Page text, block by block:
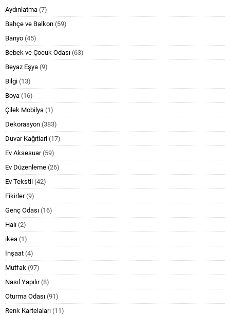
Aydınlatma (7)
Bahçe ve Balkon (59)
Banyo (45)
Bebek ve Çocuk Odası (63)
Beyaz Eşya (9)
Bilgi (13)
Boya (16)
Çilek Mobilya (1)
Dekorasyon (383)
Duvar Kağıtlari (17)
Ev Aksesuar(59)
Ev Düzenleme (26)
Ev Tekstil (42)
Fikirler(9)
Genç Odası (16)
Halı (2)
ikea (1)
İnşaat (4)
Mutfak (97)
Nasıl Yapılır(8)
Oturma Odası (91)
Renk Kartelaları (11)